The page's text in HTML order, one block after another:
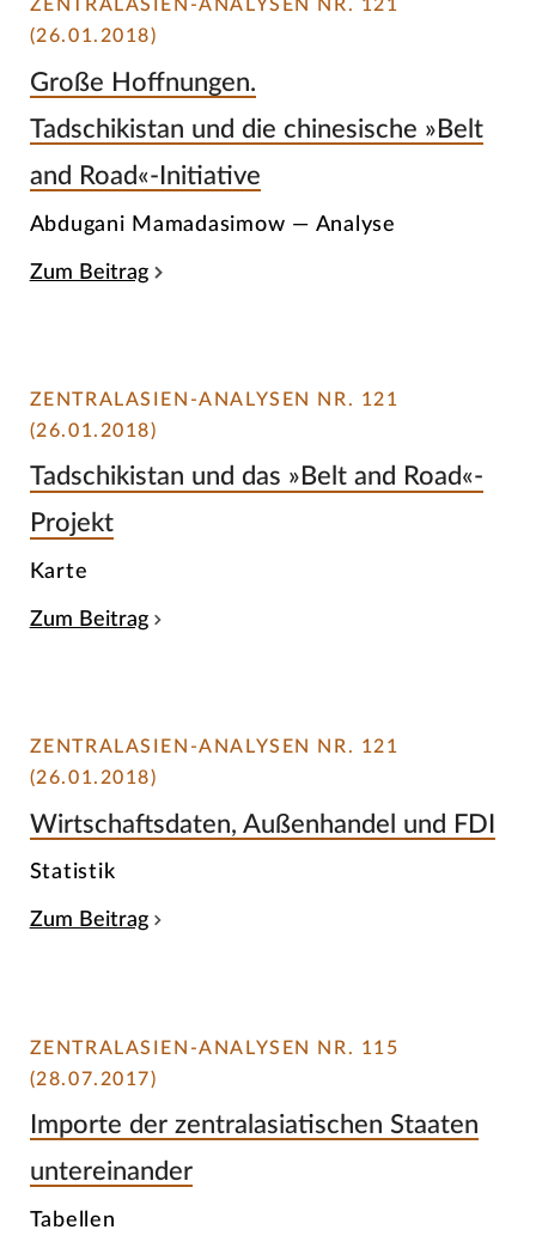
ZENTRALASIEN-ANALYSEN NR. 121
(26.01.2018)
Große Hoffnungen.
Tadschikistan und die chinesische »Belt
and Road«-Initiative
Abdugani Mamadasimow — Analyse
Zum Beitrag
ZENTRALASIEN-ANALYSEN NR. 121
(26.01.2018)
Tadschikistan und das »Belt and Road«-
Projekt
Karte
Zum Beitrag
ZENTRALASIEN-ANALYSEN NR. 121
(26.01.2018)
Wirtschaftsdaten, Außenhandel und FDI
Statistik
Zum Beitrag
ZENTRALASIEN-ANALYSEN NR. 115
(28.07.2017)
Importe der zentralasiatischen Staaten
untereinander
Tabellen